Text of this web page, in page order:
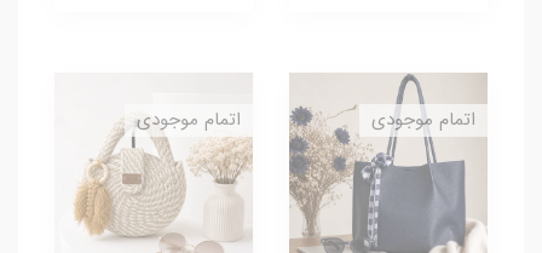
اتمام موجودی اتمام موجودی